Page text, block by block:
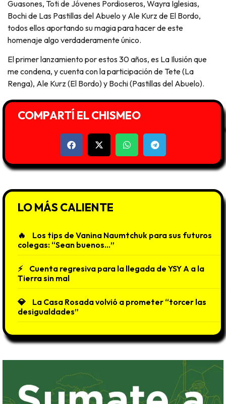
Guasones, Toti de Jóvenes Pordioseros, Wayra Iglesias,
Bochi de Las Pastillas del Abuelo y Ale Kurz de El Bordo,
todos ellos aportando su magia para hacer de este
homenaje algo verdaderamente único.
El primer lanzamiento por estos 30 años, es La Ilusión que
me condena, y cuenta con la participación de Tete (La
Renga), Ale Kurz (El Bordo) y Bochi (Pastillas del Abuelo).
COMPARTÍ EL CHISMEO
LO MÁS CALIENTE
Los tips de Vanina Naumtchuk para sus futuros
colegas: “Sean buenos…”
Cuenta regresiva para la llegada de YSY A a la
Tierra sin mal
La Casa Rosada volvió a prometer “torcer las
desigualdades”